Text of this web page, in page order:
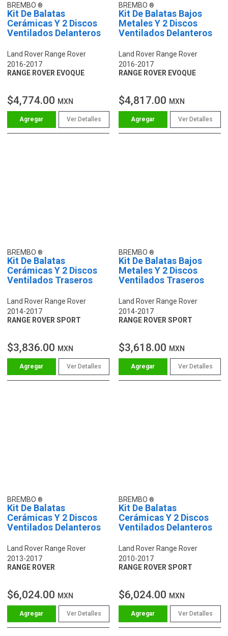
BREMBO
Kit De Balatas
Cerámicas Y 2 Discos
Ventilados Delanteros
Land Rover Range Rover
2016-2017
RANGE ROVER EVOQUE
$4,774.00 MXN
Ver Detalles
BREMBO
Kit De Balatas Bajos
Metales Y 2 Discos
Ventilados Delanteros
Land Rover Range Rover
2016-2017
RANGE ROVER EVOQUE
$4,817.00 MXN
Ver Detalles
BREMBO
Kit De Balatas
Cerámicas Y 2 Discos
Ventilados Traseros
Land Rover Range Rover
2014-2017
RANGE ROVER SPORT
$3,836.00 MXN
Ver Detalles
BREMBO
Kit De Balatas Bajos
Metales Y 2 Discos
Ventilados Traseros
Land Rover Range Rover
2014-2017
RANGE ROVER SPORT
$3,618.00 MXN
Ver Detalles
BREMBO
Kit De Balatas
Cerámicas Y 2 Discos
Ventilados Delanteros
Land Rover Range Rover
2013-2017
RANGE ROVER
$6,024.00 MXN
Ver Detalles
BREMBO
Kit De Balatas
Cerámicas Y 2 Discos
Ventilados Delanteros
Land Rover Range Rover
2010-2017
RANGE ROVER SPORT
$6,024.00 MXN
Ver Detalles